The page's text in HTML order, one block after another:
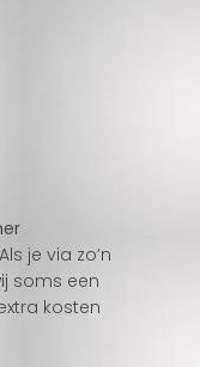
je via zo’n
soms een
kosten